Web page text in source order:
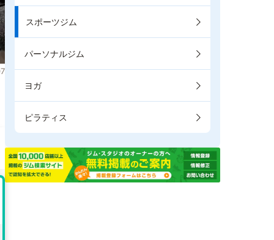
スポーツジム
パーソナルジム
ヨガ
ピラティス